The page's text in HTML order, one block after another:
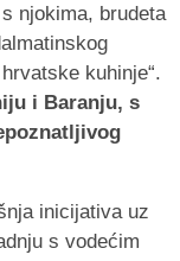
njokima, brudeta
kuhinje“.
i Baranju, s
inicijativa uz
s vodećim